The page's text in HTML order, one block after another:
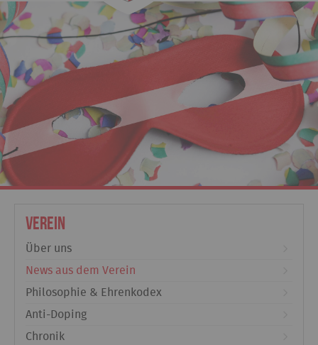
Verein
Über uns
News aus dem Verein
Philosophie & Ehrenkodex
Anti-Doping
Chronik